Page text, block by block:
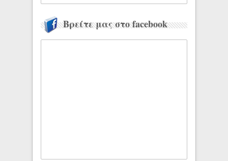
Βρείτε μας στο facebook